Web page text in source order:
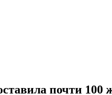
почти